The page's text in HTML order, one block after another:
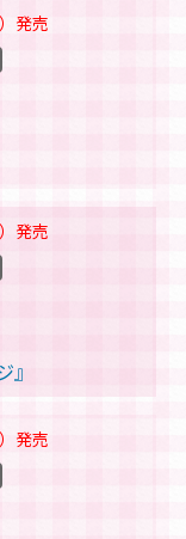
発売
発売
』
発売